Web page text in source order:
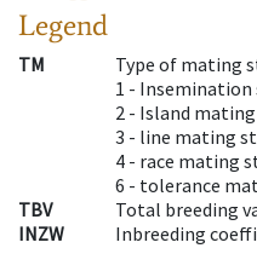
Legend
TM
Type of mating
1 - Insemination
2 - Island
3 - line mating
4 - race mating
6 - tolerance
TBV
Total breeding
INZW
Inbreeding